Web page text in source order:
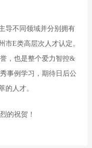
导不同领域并分别拥有
市E类高层次人才认定。
，也是整个爱力智控&
事例学习，期待日后公
的人才。
的祝贺！